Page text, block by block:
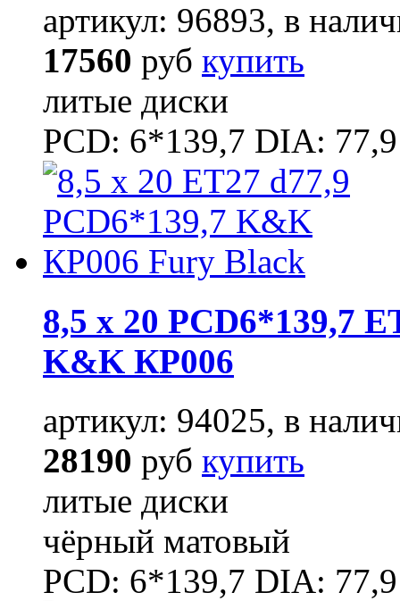
артикул: 96893, в
17560 руб купить
литые диски
PCD: 6*139,7 DIA: 77,9
8,5 x 20 PCD6*139,7
K&K КР006
артикул: 94025, в
28190 руб купить
литые диски
чёрный матовый
PCD: 6*139,7 DIA: 77,9